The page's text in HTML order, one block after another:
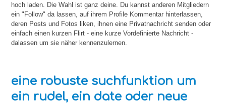
hoch laden. Die Wahl ist ganz deine. Du kannst anderen Mitgliedern
ein "Follow" da lassen, auf ihrem Profile Kommentar hinterlassen,
deren Posts und Fotos liken, ihnen eine Privatnachricht senden oder
einfach einen kurzen Flirt - eine kurze Vordefinierte Nachricht -
dalassen um sie näher kennenzulernen.
eine robuste suchfunktion um
ein rudel, ein date oder neue